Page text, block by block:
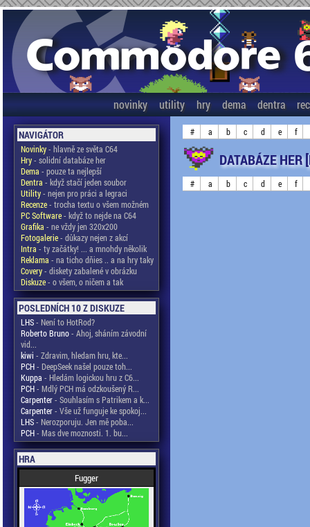
novinky utility hry dema dentra
NAVIGÁTOR
Novinky- hlavně ze světa C64
Hry- solidní databáze her
Dema - pouze ta nejlepší
Dentra - když stačí jeden soubor
Utility- nejen pro práci a legraci
Recenze- trocha textu o všem možném
PC Software- když to nejde na C64
Grafika - ne vždy jen 320x200
Fotogalerie- důkazy nejen z akcí
Intra - ty začátky! ... a mnohdy několik
Reklama - na ticho dňies .. a na hry taky
Covery- diskety zabalené v obrázku
Diskuze- o všem, o ničem a tak
POSLEDNÍCH 10 Z DISKUZE
LHS- Není to HotRod?
Roberto Bruno- Ahoj, sháním závodní
vid...
kiwi - Zdravim, hledam hru, kte...
PCH- DeepSeek našel pouze toh...
Kuppa - Hledám logickou hru z C6...
PCH- Mdlý PCH má odzkoušený R...
Carpenter- Souhlasím s Patrikem a k...
Carpenter- Vše už funguje ke spokoj...
LHS- Nerozporuju. Jen mě poba...
PCH- Mas dve moznosti. 1. bu...
HRA
Fugger
# a b c d e f
DATABÁZE
# a b c d e f